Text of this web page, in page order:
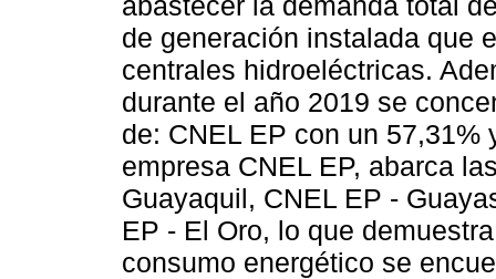
de generación instalada que
centrales hidroeléctricas.
durante el año 2019 se
de: CNEL EP con un
empresa CNEL EP, abarca
Guayaquil, CNEL EP -
EP - El Oro, lo que
consumo energético se